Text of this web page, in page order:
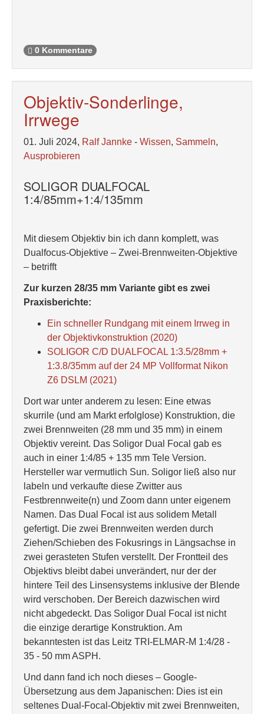
0 Kommentare
Objektiv-Sonderlinge,
Irrwege
01. Juli 2024, Ralf Jannke - Wissen, Sammeln,
Ausprobieren
SOLIGOR DUALFOCAL
1:4/85mm+1:4/135mm
Mit diesem Objektiv bin ich dann komplett, was
Dualfocus-Objektive – Zwei-Brennweiten-Objektive
– betrifft
Zur kurzen 28/35 mm Variante gibt es zwei
Praxisberichte:
Ein schneller Rundgang mit einem Irrweg in
der Objektivkonstruktion (2020)
SOLIGOR C/D DUALFOCAL 1:3.5/28mm +
1:3.8/35mm auf der 24 MP Vollformat Nikon
Z6 DSLM (2021)
Dort war unter anderem zu lesen: Eine etwas
skurrile (und am Markt erfolglose) Konstruktion, die
zwei Brennweiten (28 mm und 35 mm) in einem
Objektiv vereint. Das Soligor Dual Focal gab es
auch in einer 1:4/85 + 135 mm Tele Version.
Hersteller war vermutlich Sun. Soligor ließ also nur
labeln und verkaufte diese Zwitter aus
Festbrennweite(n) und Zoom dann unter eigenem
Namen. Das Dual Focal ist aus solidem Metall
gefertigt. Die zwei Brennweiten werden durch
Ziehen/Schieben des Fokusrings in Längsachse in
zwei gerasteten Stufen verstellt. Der Frontteil des
Objektivs bleibt dabei unverändert, nur der der
hintere Teil des Linsensystems inklusive der Blende
wird verschoben. Der Bereich dazwischen wird
nicht abgedeckt. Das Soligor Dual Focal ist nicht
die einzige derartige Konstruktion. Am
bekanntesten ist das Leitz TRI-ELMAR-M 1:4/28 -
35 - 50 mm ASPH.
Und dann fand ich noch dieses – Google-
Übersetzung aus dem Japanischen: Dies ist ein
seltenes Dual-Focal-Objektiv mit zwei Brennweiten,